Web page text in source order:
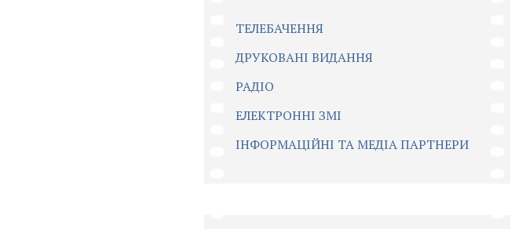
ТЕЛЕБАЧЕННЯ
ДРУКОВАНІ ВИДАННЯ
РАДІО
ЕЛЕКТРОННІ ЗМІ
ІНФОРМАЦІЙНІ ТА МЕДІА ПАРТНЕРИ